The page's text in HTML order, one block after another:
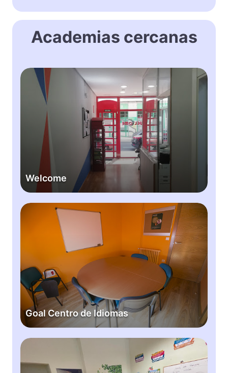
Academias cercanas
Welcome
W
Goal Centro de Idiomas
G
e
n
r
o
e
K